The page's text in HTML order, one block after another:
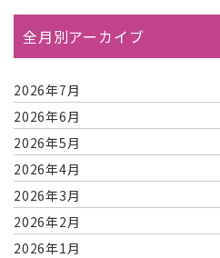
全月別アーカイブ
2026年7月
2026年6月
2026年5月
2026年4月
2026年3月
2026年2月
2026年1月